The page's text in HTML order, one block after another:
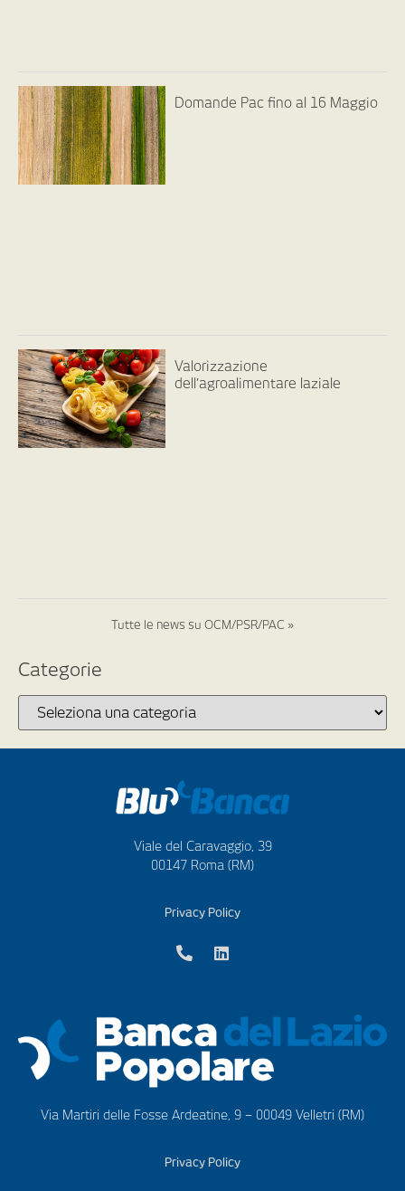
Domande Pac fino al 16 Maggio
Valorizzazione
dell’agroalimentare laziale
Tutte le news su OCM/PSR/PAC »
Categorie
Viale del Caravaggio, 39
00147 Roma (RM)
Privacy Policy
Via Martiri delle Fosse Ardeatine, 9 – 00049 Velletri (RM)
Privacy Policy